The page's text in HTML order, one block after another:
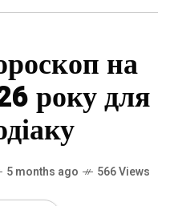
на
року для
5 months ago 566 Views